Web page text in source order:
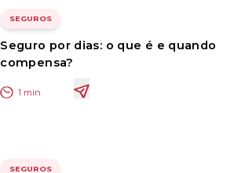
SEGUROS
Seguro por dias: o que é e quando
compensa?
1 min
SEGUROS